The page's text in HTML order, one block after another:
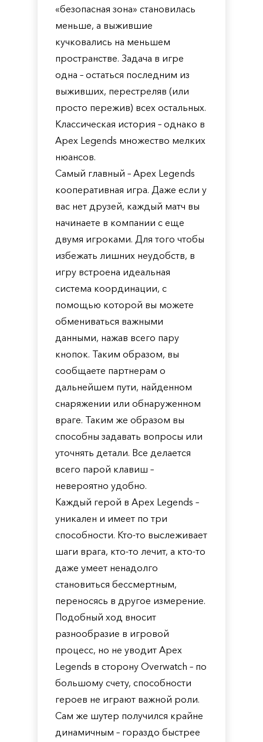
«безопасная зона» становилась
меньше, а выжившие
кучковались на меньшем
пространстве. Задача в игре
одна – остаться последним из
выживших, перестреляв (или
просто пережив) всех остальных.
Классическая история – однако в
Apex Legends множество мелких
нюансов.
Самый главный – Apex Legends
кооперативная игра. Даже если у
вас нет друзей, каждый матч вы
начинаете в компании с еще
двумя игроками. Для того чтобы
избежать лишних неудобств, в
игру встроена идеальная
система координации, с
помощью которой вы можете
обмениваться важными
данными, нажав всего пару
кнопок. Таким образом, вы
сообщаете партнерам о
дальнейшем пути, найденном
снаряжении или обнаруженном
враге. Таким же образом вы
способны задавать вопросы или
уточнять детали. Все делается
всего парой клавиш –
невероятно удобно.
Каждый герой в Apex Legends –
уникален и имеет по три
способности. Кто-то выслеживает
шаги врага, кто-то лечит, а кто-то
даже умеет ненадолго
становиться бессмертным,
переносясь в другое измерение.
Подобный ход вносит
разнообразие в игровой
процесс, но не уводит Apex
Legends в сторону Overwatch – по
большому счету, способности
героев не играют важной роли.
Сам же шутер получился крайне
динамичным – гораздо быстрее